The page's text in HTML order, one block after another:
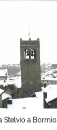
Stelvio a Bormio